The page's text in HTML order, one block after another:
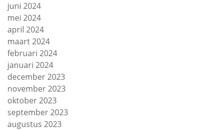
juni 2024
mei 2024
april 2024
maart 2024
februari 2024
januari 2024
december 2023
november 2023
oktober 2023
september 2023
augustus 2023